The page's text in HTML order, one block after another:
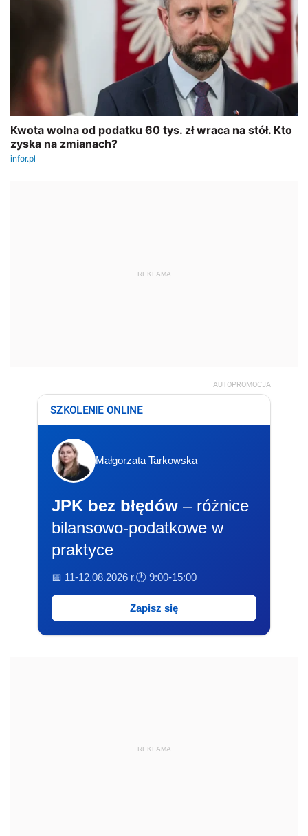
REKLAMA
AUTOPROMOCJA
SZKOLENIE ONLINE
Małgorzata Tarkowska
JPK bez błędów – różnice
bilansowo-podatkowe w
praktyce
📅 11-12.08.2026 r.🕐 9:00-15:00
Zapisz się
REKLAMA